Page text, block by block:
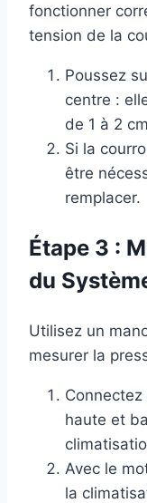
fonctionner
tension de la
Poussez
centre :
de 1 à 2
Si la
être
remplacer.
Étape 3 :
du
Utilisez un
mesurer la
haute et
Avec le
la